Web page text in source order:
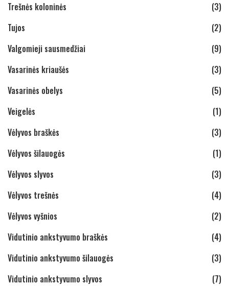
Trešnės koloninės
(3)
Tujos
(2)
Valgomieji sausmedžiai
(9)
Vasarinės kriaušės
(3)
Vasarinės obelys
(5)
Veigelės
(1)
Vėlyvos braškės
(3)
Vėlyvos šilauogės
(1)
Vėlyvos slyvos
(3)
Vėlyvos trešnės
(4)
Vėlyvos vyšnios
(2)
Vidutinio ankstyvumo braškės
(4)
Vidutinio ankstyvumo šilauogės
(3)
Vidutinio ankstyvumo slyvos
(7)